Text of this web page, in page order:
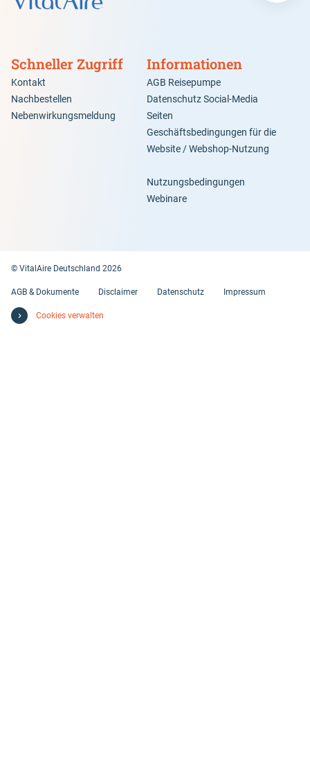
Schneller Zugriff
Kontakt
Nachbestellen
Nebenwirkungsmeldung
Informationen
AGB Reisepumpe
Datenschutz Social-Media
Seiten
Geschäftsbedingungen für die
Website / Webshop-Nutzung
Nutzungsbedingungen
Webinare
© VitalAire Deutschland 2026
AGB & Dokumente Disclaimer Datenschutz Impressum
Cookies verwalten